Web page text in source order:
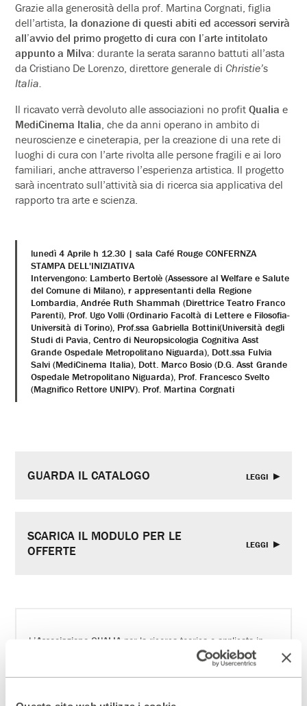
Grazie alla generosità della prof. Martina Corgnati, figlia
dell’artista, la donazione di questi abiti ed accessori servirà
all’avvio del primo progetto di cura con l’arte intitolato
appunto a Milva: durante la serata saranno battuti all’asta
da Cristiano De Lorenzo, direttore generale di Christie’s
Italia.
Il ricavato verrà devoluto alle associazioni no profitQualia e
MediCinema Italia, che da anni operano in ambito di
neuroscienze e cineterapia, per la creazione di una rete di
luoghi di cura con l’arte rivolta alle persone fragili e ai loro
familiari, anche attraverso l’esperienza artistica. Il progetto
sarà incentrato sull’attività sia di ricerca sia applicativa del
rapporto tra arte e scienza.
lunedì 4 Aprile h 12.30 | sala Café Rouge CONFERNZA
STAMPA DELL'INIZIATIVA
Intervengono: Lamberto Bertolè (Assessore al Welfare e Salute
del Comune di Milano), r appresentanti della Regione
Lombardia, Andrée Ruth Shammah (Direttrice Teatro Franco
Parenti), Prof. Ugo Volli (Ordinario Facoltà di Lettere e Filosofia-
Università di Torino), Prof.ssa Gabriella Bottini(Università degli
Studi di Pavia, Centro di Neuropsicologia Cognitiva Asst
Grande Ospedale Metropolitano Niguarda), Dott.ssa Fulvia
Salvi (MediCinema Italia), Dott. Marco Bosio (D.G. Asst Grande
Ospedale Metropolitano Niguarda), Prof. Francesco Svelto
(Magnifico Rettore UNIPV). Prof. Martina Corgnati
GUARDA IL CATALOGO LEGGI
SCARICA IL MODULO PER LE
OFFERTE
LEGGI
L’Associazione QUALIA per la ricerca teorica e applicata in
neuroscienze cognitive è nata nel 2011 per supplire a quella
che sta diventando una vera emergenza italiana: il
reperimento di fondi per la ricerca scientifica, in particolare
tra l’altro, di patologie con grande impatto sociale come